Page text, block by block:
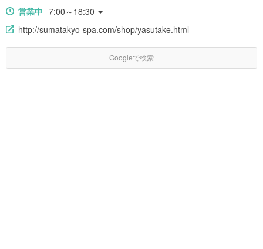
営業中 7:00～18:30
http://sumatakyo-spa.com/shop/yasutake.html
Googleで検索